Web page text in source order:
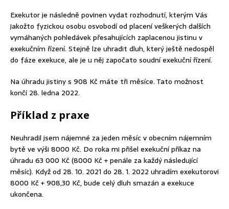
Exekutor je následně povinen vydat rozhodnutí, kterým Vás
jakožto fyzickou osobu osvobodí od placení veškerých dalších
vymáhaných pohledávek přesahujících zaplacenou jistinu v
exekučním řízení. Stejně lze uhradit dluh, který ještě nedospěl
do fáze exekuce, ale je u něj započato soudní exekuční řízení.
Na úhradu jistiny s 908 Kč máte tři měsíce. Tato možnost
končí 28. ledna 2022.
Příklad z praxe
Neuhradil jsem nájemné za jeden měsíc v obecním nájemním
bytě ve výši 8000 Kč. Do roka mi přišel exekuční příkaz na
úhradu 63 000 Kč (8000 Kč + penále za každý následující
měsíc). Když od 28. 10. 2021 do 28. 1. 2022 uhradím exekutorovi
8000 Kč + 908,30 Kč, bude celý dluh smazán a exekuce
ukončena.